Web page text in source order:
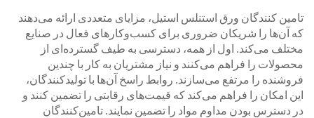
تامین کنندگان ورق استنلس استیل، مزایای متعددی ارائه می‌دهند
که آن‌ها را شریکان ضروری برای کسب‌وکارهای فعال در صنایع
مختلف می‌کند. اول از همه، دسترسی به طیف گسترده‌ای از
محصولات را فراهم می‌کنند و نیاز مشتریان به کار با چندین
فروشنده را مرتفع می‌سازند. روابط راسخ آن‌ها با تولیدکنندگان،
این امکان را فراهم می‌کند که قیمت‌های رقابتی را تضمین کنند و
در دسترس بودن مداوم مواد را تضمین نمایند. تامین‌کنندگان